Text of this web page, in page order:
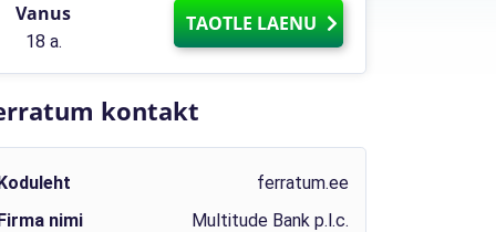
Vanus
18 a.
TAOTLE LAENU
kontakt
ferratum.ee
nimi
Multitude Bank p.l.c.